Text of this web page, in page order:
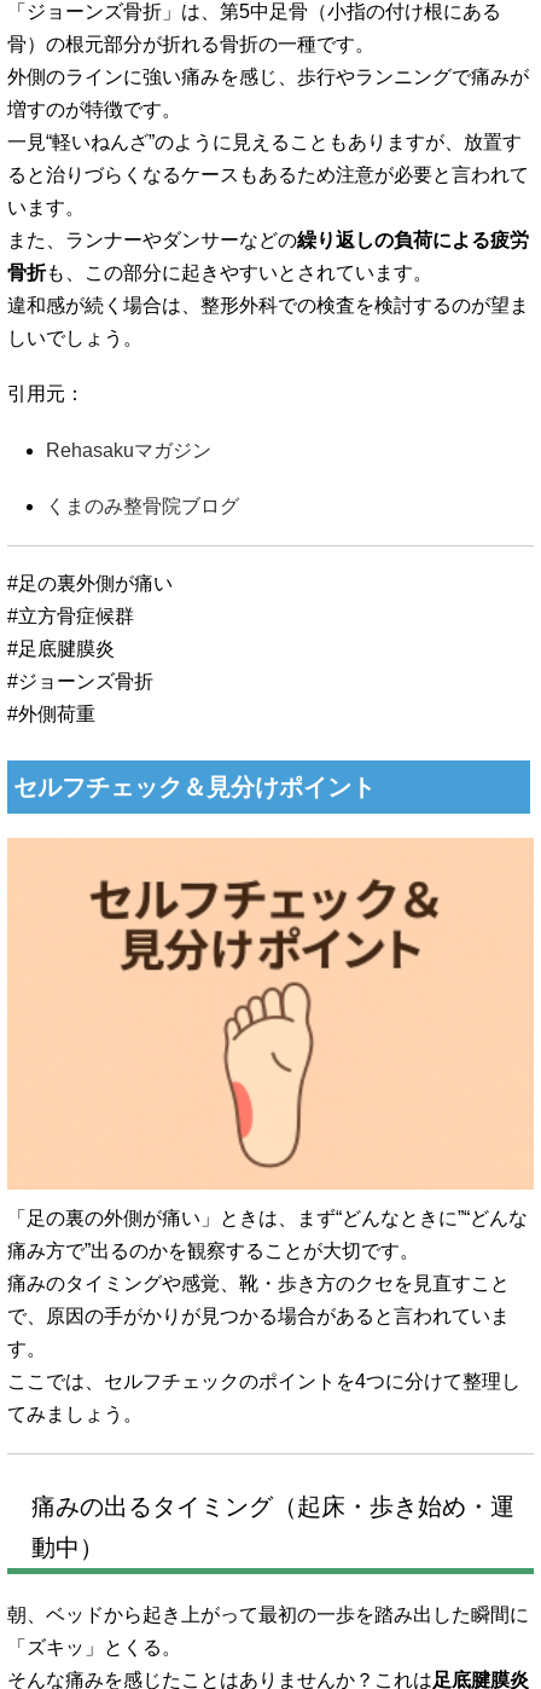
「ジョーンズ骨折」は、第5中足骨（小指の付け根にある
骨）の根元部分が折れる骨折の一種です。
外側のラインに強い痛みを感じ、歩行やランニングで痛みが
増すのが特徴です。
一見“軽いねんざ”のように見えることもありますが、放置す
ると治りづらくなるケースもあるため注意が必要と言われて
います。
また、ランナーやダンサーなどの繰り返しの負荷による疲労
骨折も、この部分に起きやすいとされています。
違和感が続く場合は、整形外科での検査を検討するのが望ま
しいでしょう。
引用元：
Rehasakuマガジン
くまのみ整骨院ブログ
#足の裏外側が痛い
#立方骨症候群
#足底腱膜炎
#ジョーンズ骨折
#外側荷重
セルフチェック＆見分けポイント
「足の裏の外側が痛い」ときは、まず“どんなときに”“どんな
痛み方で”出るのかを観察することが大切です。
痛みのタイミングや感覚、靴・歩き方のクセを見直すこと
で、原因の手がかりが見つかる場合があると言われていま
す。
ここでは、セルフチェックのポイントを4つに分けて整理し
てみましょう。
痛みの出るタイミング（起床・歩き始め・運
動中）
朝、ベッドから起き上がって最初の一歩を踏み出した瞬間に
「ズキッ」とくる。
そんな痛みを感じたことはありませんか？これは足底腱膜炎